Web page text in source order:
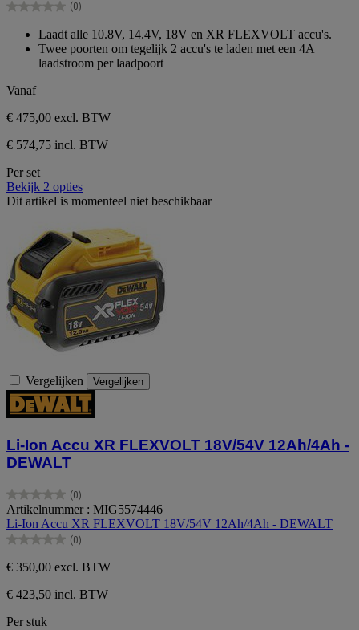
sterren.
(0)
0.0
sterren.
Laadt alle 10.8V, 14.4V, 18V en XR FLEXVOLT accu's.
Twee poorten om tegelijk 2 accu's te laden met een 4A
laadstroom per laadpoort
Vanaf
€ 475,00 excl. BTW
€ 574,75 incl. BTW
Per set
Bekijk 2 opties
Dit artikel is momenteel niet beschikbaar
Vergelijken Vergelijken
Li-Ion Accu XR FLEXVOLT 18V/54V 12Ah/4Ah -
DEWALT
(0)
0.0
van
de
5
Artikelnummer : MIG5574446
Li-Ion Accu XR FLEXVOLT 18V/54V 12Ah/4Ah - DEWALT
(0)
0.0
van
de
5
sterren.
€ 350,00 excl. BTW
€ 423,50 incl. BTW
Per stuk